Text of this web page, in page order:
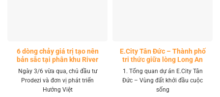
6 dòng chảy giá trị tạo nên
bản sắc tại phân khu River
Park LA Home
Ngày 3/6 vừa qua, chủ đầu tư
Prodezi và đơn vị phát triển
Hướng Việt
E.City Tân Đức – Thành phố
tri thức giữa lòng Long An
1. Tổng quan dự án E.City Tân
Đức – Vùng đất khởi đầu cuộc
sống